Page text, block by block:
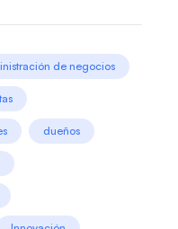
de negocios
dueños